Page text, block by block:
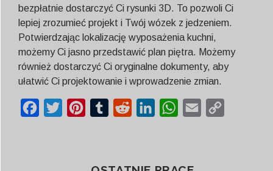
bezpłatnie dostarczyć Ci rysunki 3D. To pozwoli Ci
lepiej zrozumieć projekt i Twój wózek z jedzeniem.
Potwierdzając lokalizację wyposażenia kuchni,
możemy Ci jasno przedstawić plan piętra. Możemy
również dostarczyć Ci oryginalne dokumenty, aby
ułatwić Ci projektowanie i wprowadzenie zmian.
Facebook
Twitter Pinterest
Tumblr Reddit LinkedInWhatsApp
Email